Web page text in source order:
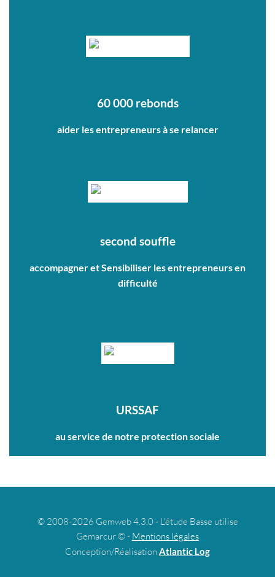
60 000 rebonds
aider les entrepreneurs à se relancer
second souffle
accompagner et Sensibiliser les entrepreneurs en
difficulté
URSSAF
au service de notre protection sociale
© 2008-2026 Gemweb 4.3.0 - L'étude Basse utilise
Gemarcur © - Mentions légales
Conception/Réalisation Atlantic Log